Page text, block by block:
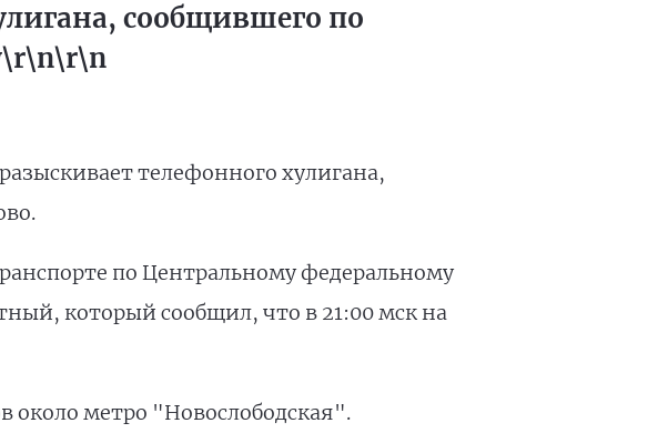
сообщившего по
телефонного хулигана,
по Центральному федеральному
который сообщил, что в 21:00 мск на
около метро "Новослободская".